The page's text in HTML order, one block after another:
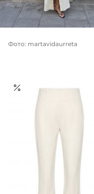
Фото: martavidaurreta